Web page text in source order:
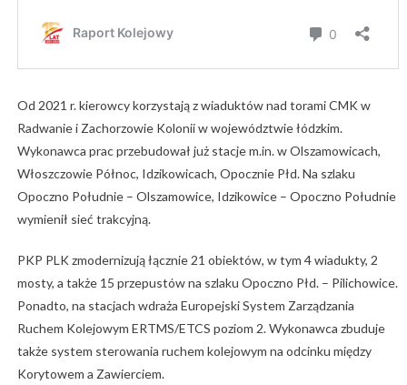
Od 2021 r. kierowcy korzystają z wiaduktów nad torami CMK w
Radwanie i Zachorzowie Kolonii w województwie łódzkim.
Wykonawca prac przebudował już stacje m.in. w Olszamowicach,
Włoszczowie Północ, Idzikowicach, Opocznie Płd. Na szlaku
Opoczno Południe – Olszamowice, Idzikowice – Opoczno Południe
wymienił sieć trakcyjną.
PKP PLK zmodernizują łącznie 21 obiektów, w tym 4 wiadukty, 2
mosty, a także 15 przepustów na szlaku Opoczno Płd. – Pilichowice.
Ponadto, na stacjach wdraża Europejski System Zarządzania
Ruchem Kolejowym ERTMS/ETCS poziom 2. Wykonawca zbuduje
także system sterowania ruchem kolejowym na odcinku między
Korytowem a Zawierciem.